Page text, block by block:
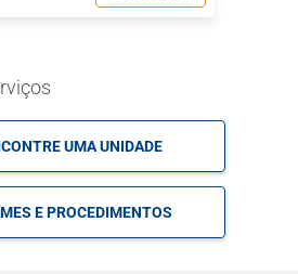
UMA UNIDADE
E PROCEDIMENTOS